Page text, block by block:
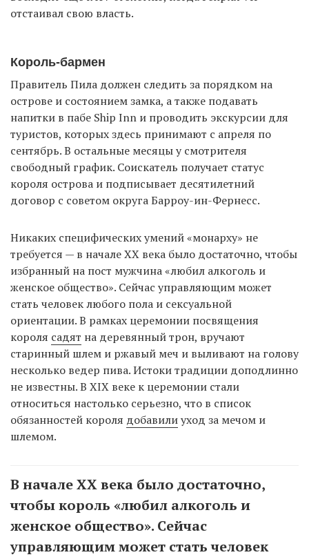
отстаивал свою власть.
Король-бармен
Правитель Пила должен следить за порядком на
острове и состоянием замка, а также подавать
напитки в пабе Ship Inn и проводить экскурсии для
туристов, которых здесь принимают с апреля по
сентябрь. В остальные месяцы у смотрителя
свободный график. Соискатель получает статус
короля острова и подписывает десятилетний
договор с советом округа Барроу-ин-Фернесс.
Никаких специфических умений «монарху» не
требуется — в начале XX века было достаточно, чтобы
избранный на пост мужчина «любил алкоголь и
женское общество». Сейчас управляющим может
стать человек любого пола и сексуальной
ориентации. В рамках церемонии посвящения
короля садят на деревянный трон, вручают
старинный шлем и ржавый меч и выливают на голову
несколько ведер пива. Истоки традиции доподлинно
не известны. В XIX веке к церемонии стали
относиться настолько серьезно, что в список
обязанностей короля добавилиуход за мечом и
шлемом.
В начале XX века было достаточно,
чтобы король «любил алкоголь и
женское общество». Сейчас
управляющим может стать человек